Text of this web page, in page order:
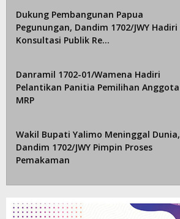
Dukung Pembangunan Papua
Pegunungan, Dandim 1702/JWY Hadiri
Konsultasi Publik Re…
Danramil 1702-01/Wamena Hadiri
Pelantikan Panitia Pemilihan Anggota
MRP
Wakil Bupati Yalimo Meninggal Dunia,
Dandim 1702/JWY Pimpin Proses
Pemakaman